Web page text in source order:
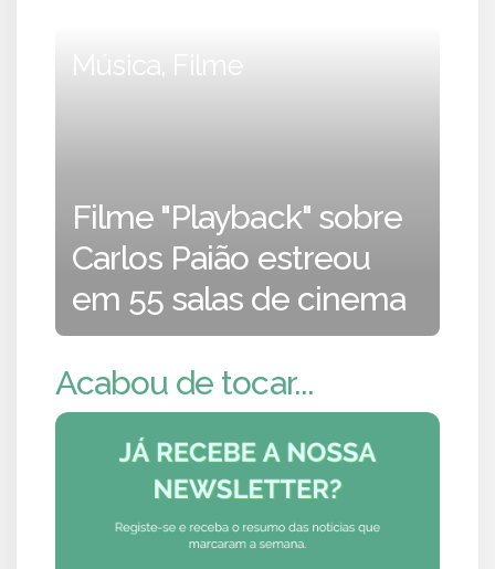
Música, Filme
Filme "Playback" sobre
Carlos Paião estreou
em 55 salas de cinema
Acabou de tocar...